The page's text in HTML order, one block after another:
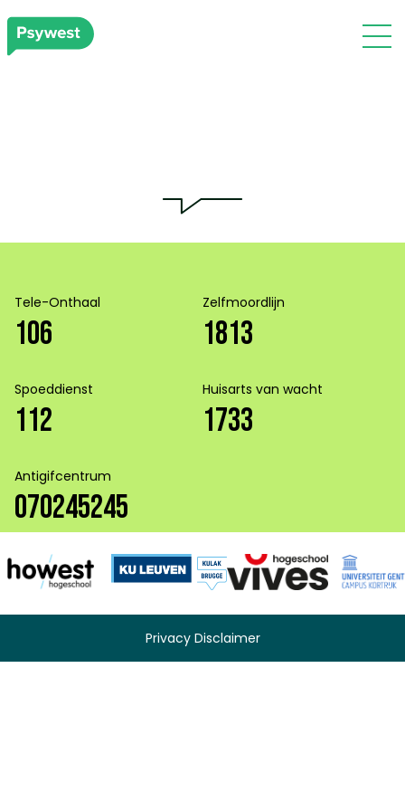
Tele-Onthaal
106
Zelfmoordlijn
1813
Spoeddienst
112
Huisarts van wacht
1733
Antigifcentrum
070245245
Privacy Disclaimer